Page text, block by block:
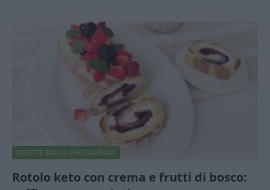
RICETTE DOLCI CHETOGENICI
Rotolo keto con crema e frutti di bosco: